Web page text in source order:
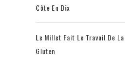
Côte En Dix
Le Millet Fait Le Travail De
Gluten